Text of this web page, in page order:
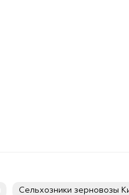
Сельхозники зерновозы